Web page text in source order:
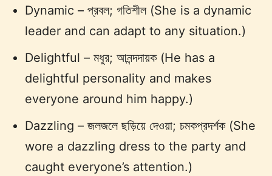
Dynamic – প্রবল; গতিশীল (She is a dynamic
leader and can adapt to any situation.)
Delightful – মধুর; আনন্দদায়ক (He has a
delightful personality and makes
everyone around him happy.)
Dazzling – জলজলে ছড়িয়ে দেওয়া; চমকপ্রদর্শক (She
wore a dazzling dress to the party and
caught everyone’s attention.)